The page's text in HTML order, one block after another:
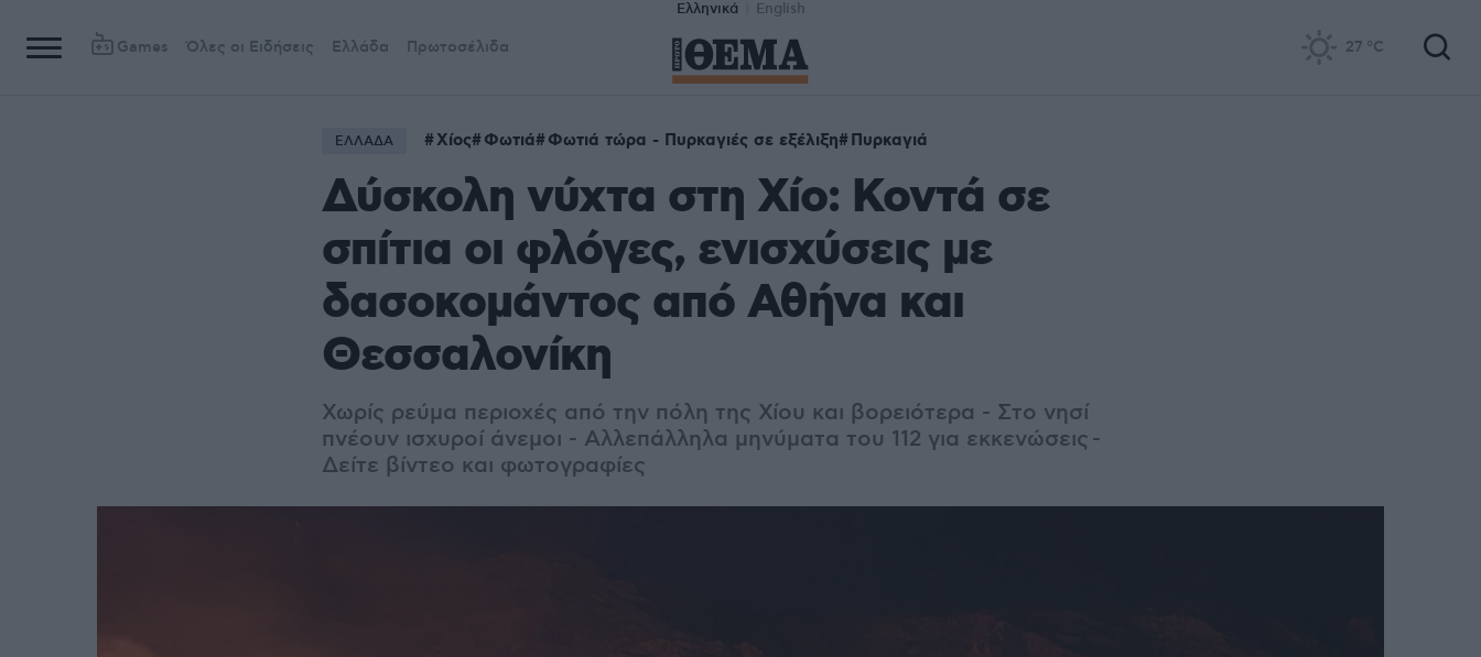
Ελληνικά English
Games Όλες οι Ειδήσεις Ελλάδα Πρωτοσέλιδα 27 °C
ΕΛΛΑΔΑ Χίος Φωτιά Φωτιά τώρα - Πυρκαγιές σε εξέλιξη Πυρκαγιά
Δύσκολη νύχτα στη Χίο: Κοντά σε
σπίτια οι φλόγες, ενισχύσεις με
δασοκομάντος από Αθήνα και
Θεσσαλονίκη
Χωρίς ρεύμα περιοχές από την πόλη της Χίου και βορειότερα - Στο νησί
πνέουν ισχυροί άνεμοι - Αλλεπάλληλα μηνύματα του 112 για εκκενώσεις -
Δείτε βίντεο και φωτογραφίες